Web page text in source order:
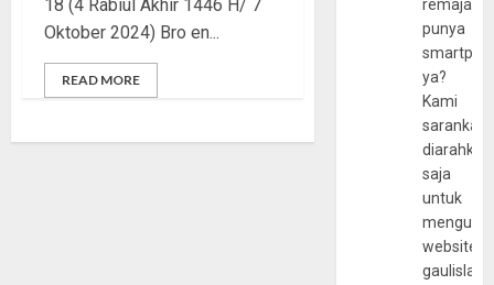
18 (4 Rabiul Akhir 1446 H/ 7
Oktober 2024) Bro en...
READ MORE
remaja
punya
ya?
Kami
sarankan,
diarahkan
saja
untuk
website